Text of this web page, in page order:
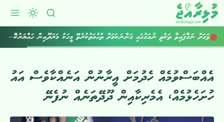
ވަގަށް ނަގާފައިވާ ތަކެތި ނުއަގުގައި ގަންނަކަމަށް ތުހުމަތުކުރެވޭ މީހަކު މަރަދޫއިން ހައްޔަރުކޮށްފި
އެއްބަސްވުމެއް ހެދުމަށް އީރާނުން އަނެއްކާވެސް އައު
ހުށަހެޅުމެއް، އެމެރިކާއިން ދޫދޭތަނެއް ނުފެނޭ